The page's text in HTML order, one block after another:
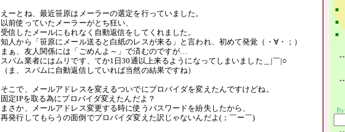
えーとね、最近笹原はメーラーの選定を行っていました。
以前使っていたメーラーがとち狂い、
受信したメールにもれなく自動返信をしてくれました。
知人から「笹原にメール送ると白紙のレスが来る」と言われ、初めて発覚（・∀・；）
まぁ、友人関係には「ごめんよ～」で済むのですが…
スパム業者にはムリです、てか1日30通以上来るようになってしまいました＿|￣|○
（ま、スパムに自動返信していれば当然の結果ですね）
そこで、メールアドレスを変えるついでにプロバイダを変えたんですけどね。
固定IPを取る為にプロバイダ変えたんだよ？
まさか、メールアドレス変更する時に使うパスワードを紛失したから、
再発行してもらうの面倒でプロバイダ変えた訳じゃないんだよ(；￣ー￣)